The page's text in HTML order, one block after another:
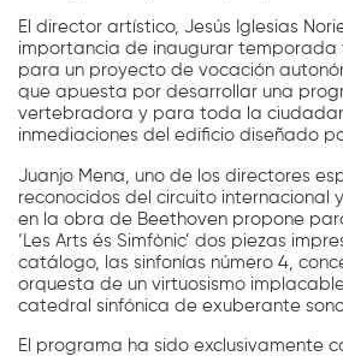
El director artístico, Jesús Iglesias
importancia de inaugurar temporada
para un proyecto de vocación
que apuesta por desarrollar una
vertebradora y para toda la
inmediaciones del edificio diseñado
Juanjo Mena, uno de los directores
reconocidos del circuito
en la obra de Beethoven propone
‘Les Arts és Simfònic’ dos piezas
catálogo, las sinfonías número 4,
orquesta de un virtuosismo
catedral sinfónica de exuberante
El programa ha sido exclusivamente